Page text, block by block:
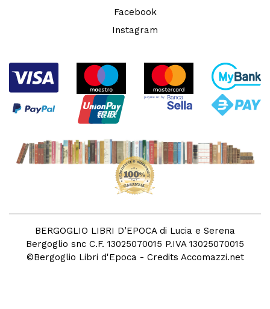
Facebook
Instagram
BERGOGLIO LIBRI D’EPOCA di Lucia e Serena
Bergoglio snc C.F. 13025070015 P.IVA 13025070015
©Bergoglio Libri d'Epoca - Credits Accomazzi.net